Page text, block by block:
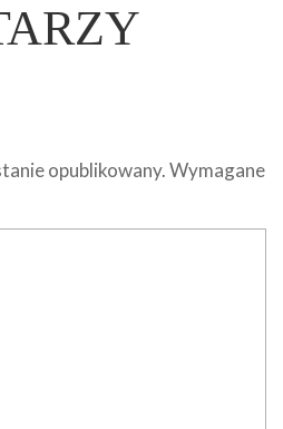
opublikowany.Wymagane